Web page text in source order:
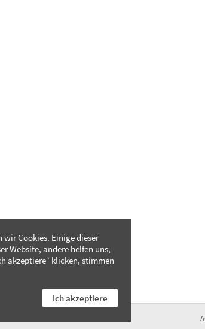
wir Cookies. Einige dieser
Website, andere helfen uns,
akzeptiere“ klicken, stimmen
Ich akzeptiere